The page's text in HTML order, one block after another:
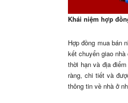
Khái niệm hợp
Hợp đồng mua bán
kết chuyển giao
thời hạn và địa
ràng, chi tiết và
thông tin về nhà ở